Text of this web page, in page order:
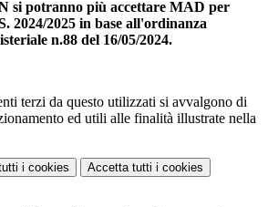
si potranno più accettare MAD per
2024/2025 in base all'ordinanza
n.88 del 16/05/2024.
terzi da questo utilizzati si avvalgono di
ed utili alle finalità illustrate nella
i cookies Accetta tutti i cookies